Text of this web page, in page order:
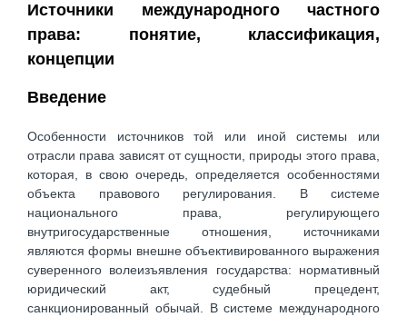
Источники международного частного
права: понятие, классификация,
концепции
Введение
Особенности источников той или иной системы или
отрасли права зависят от сущности, природы этого права,
которая, в свою очередь, определяется особенностями
объекта правового регулирования. В системе
национального права, регулирующего
внутригосударственные отношения, источниками
являются формы внешне объективированного выражения
суверенного волеизъявления государства: нормативный
юридический акт, судебный прецедент,
санкционированный обычай. В системе международного